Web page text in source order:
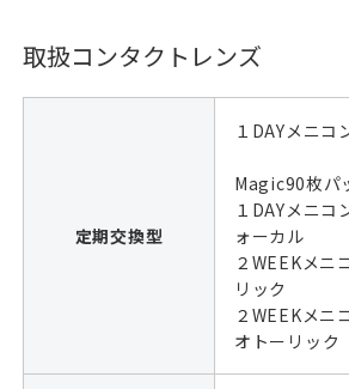
取扱コンタクトレンズ
定期交換型
１DAYメニ
Magic90枚パ
１DAYメニ
ォーカル
２WEEKメ
リック
２WEEKメ
オトーリック